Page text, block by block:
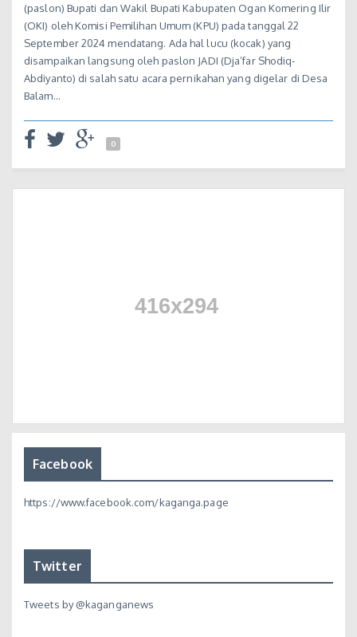
(paslon) Bupati dan Wakil Bupati Kabupaten Ogan Komering Ilir
(OKI) oleh Komisi Pemilihan Umum (KPU) pada tanggal 22
September 2024 mendatang. Ada hal lucu (kocak) yang
disampaikan langsung oleh paslon JADI (Dja’far Shodiq-
Abdiyanto) di salah satu acara pernikahan yang digelar di Desa
Balam…
0
Facebook
https://www.facebook.com/kaganga.page
Twitter
Tweets by @kaganganews